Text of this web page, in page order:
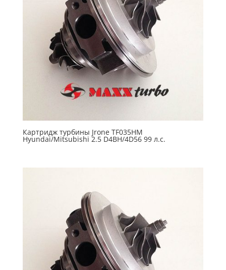
Картридж турбины Jrone TF035HM
Hyundai/Mitsubishi 2.5 D4BH/4D56 99 л.с.